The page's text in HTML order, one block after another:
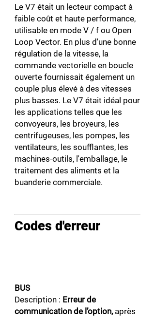
Le V7 était un lecteur compact à
faible coût et haute performance,
utilisable en mode V / f ou Open
Loop Vector. En plus d'une bonne
régulation de la vitesse, la
commande vectorielle en boucle
ouverte fournissait également un
couple plus élevé à des vitesses
plus basses. Le V7 était idéal pour
les applications telles que les
convoyeurs, les broyeurs, les
centrifugeuses, les pompes, les
ventilateurs, les soufflantes, les
machines-outils, l'emballage, le
traitement des aliments et la
buanderie commerciale.
Codes d'erreur
BUS
Description : Erreur de
communication de l’option, après